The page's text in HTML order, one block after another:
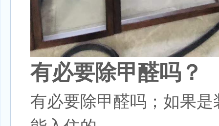
有必要除甲醛吗？
有必要除甲醛吗；如果